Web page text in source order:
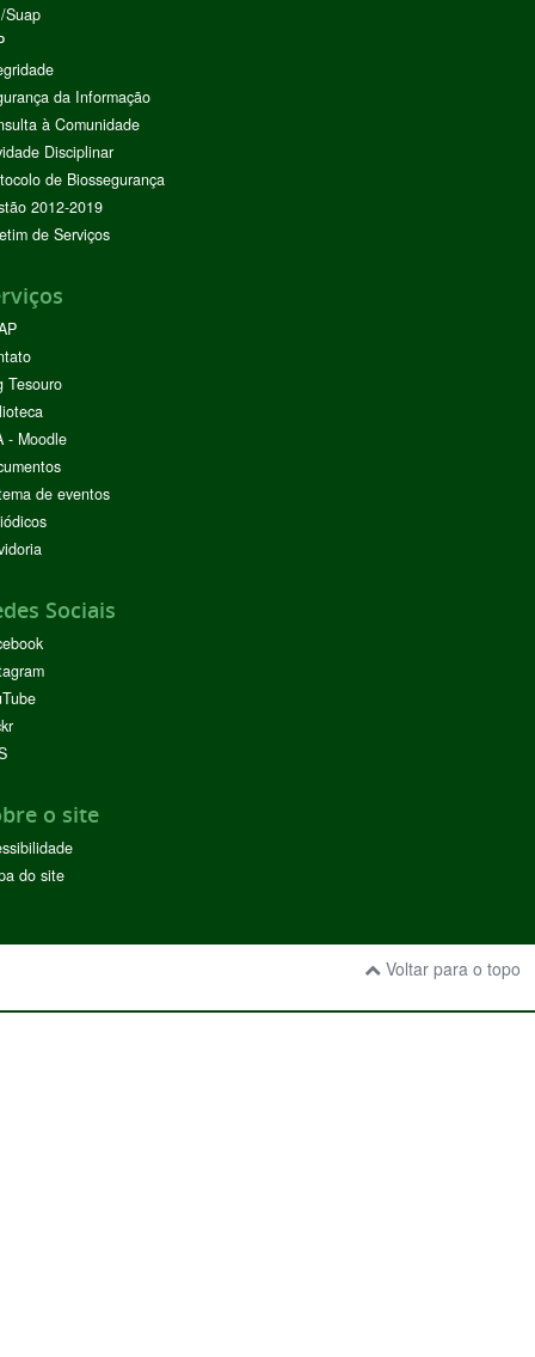
Suap
da Informação
à Comunidade
Disciplinar
de Biossegurança
2012-2019
de Serviços
Tesouro
- Moodle
de eventos
Sociais
o site
do site
Voltar para o topo